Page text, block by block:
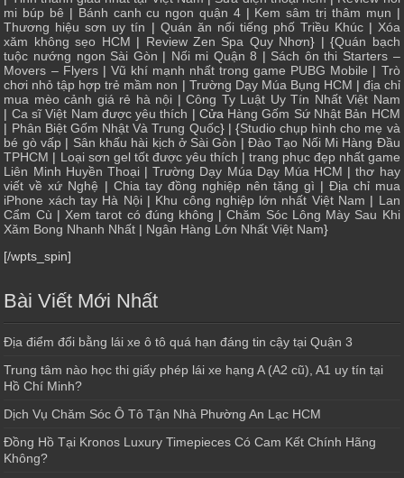
mi búp bê | Bánh canh cu ngon quận 4| Kem sâm trị thâm mụn |
Thương hiệu sơn uy tín | Quán ăn nổi tiếng phố Triều Khúc| Xóa
xăm không sẹo HCM | Review Zen Spa Quy Nhơn} | {Quán bạch
tuộc nướng ngon Sài Gòn | Nối mi Quận 8 | Sách ôn thi Starters –
Movers – Flyers| Vũ khí mạnh nhất trong game PUBG Mobile | Trò
chơi nhỏ tập hợp trẻ mầm non | Trường Dạy Múa Bụng HCM | địa chỉ
mua mèo cảnh giá rẻ hà nội |Công Ty Luật Uy Tín Nhất Việt Nam
| Ca sĩ Việt Nam được yêu thích | Cửa Hàng Gốm Sứ Nhật Bản HCM
| Phân Biệt Gốm Nhật Và Trung Quốc} | {Studio chụp hình cho mẹ và
bé gò vấp | Sân khấu hài kịch ở Sài Gòn |Đào Tạo Nối Mi Hàng Đầu
TPHCM | Loại sơn gel tốt được yêu thích | trang phục đẹp nhất game
Liên Minh Huyền Thoại|Trường Dạy Múa Dạy Múa HCM |thơ hay
viết về xứ Nghệ | Chia tay đồng nghiệp nên tặng gì | Địa chỉ mua
iPhone xách tay Hà Nội| Khu công nghiệp lớn nhất Việt Nam | Lan
Cẩm Cù | Xem tarot có đúng không |Chăm Sóc Lông Mày Sau Khi
Xăm Bong Nhanh Nhất | Ngân Hàng Lớn Nhất Việt Nam}
[/wpts_spin]
Bài Viết Mới Nhất
Địa điểm đổi bằng lái xe ô tô quá hạn đáng tin cậy tại Quận 3
Trung tâm nào học thi giấy phép lái xe hạng A (A2 cũ), A1 uy tín tại
Hồ Chí Minh?
Dịch Vụ Chăm Sóc Ô Tô Tận Nhà Phường An Lạc HCM
Đồng Hồ Tại Kronos Luxury Timepieces Có Cam Kết Chính Hãng
Không?